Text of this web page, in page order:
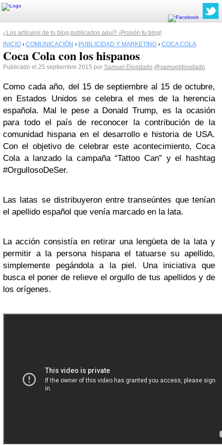
¿Los artículos de tu blog publicados aquí? ¡Propón tu blog!
INICIO › COMUNICACIÓN › PUBLICIDAD Y MARKETING › COCA COLA
Coca Cola con los hispanos
Publicado el 25 septiembre 2015 por Samuel Diosdado @samueldiosdado
Como cada año, del 15 de septiembre al 15 de octubre,
en Estados Unidos se celebra el mes de la herencia
española. Mal le pese a Donald Trump, es la ocasión
para todo el país de reconocer la contribución de la
comunidad hispana en el desarrollo e historia de USA.
Con el objetivo de celebrar este acontecimiento, Coca
Cola a lanzado la campaña “Tattoo Can” y el hashtag
#OrgullosoDeSer.
Las latas se distribuyeron entre transeúntes que tenían
el apellido español que venía marcado en la lata.
La acción consistía en retirar una lengüeta de la lata y
permitir a la persona hispana el tatuarse su apellido,
simplemente pegándola a la piel. Una iniciativa que
busca el poner de relieve el orgullo de tus apellidos y de
los orígenes.